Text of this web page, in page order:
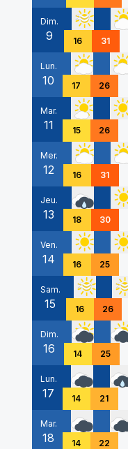
Dim.
9 16 31
Lun.
10 17 26
Mar.
11 15 26
Mer.
12 16 31
Jeu.
13 18 30
Ven.
14 16 25
Sam.
15 16 26
Dim.
16 14 25
Lun.
17 14 21
Mar.
18 14 22